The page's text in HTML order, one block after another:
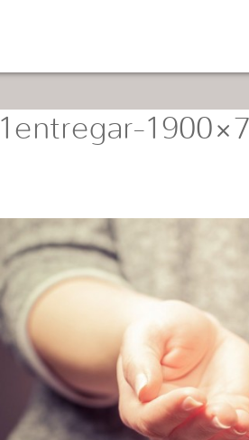
1entregar-